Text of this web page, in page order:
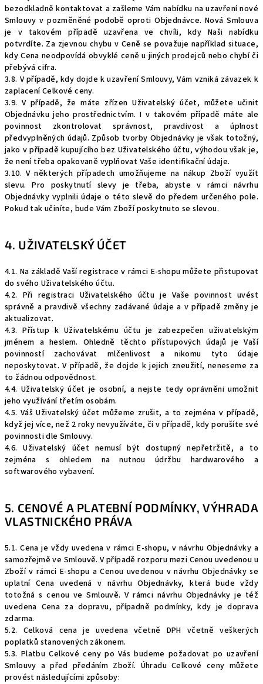
bezodkladně kontaktovat a zašleme Vám nabídku na uzavření nové
Smlouvy v pozměněné podobě oproti Objednávce. Nová Smlouva
je v takovém případě uzavřena ve chvíli, kdy Naši nabídku
potvrdíte. Za zjevnou chybu v Ceně se považuje například situace,
kdy Cena neodpovídá obvyklé ceně u jiných prodejců nebo chybí či
přebývá cifra.
3.8. V případě, kdy dojde k uzavření Smlouvy, Vám vzniká závazek k
zaplacení Celkové ceny.
3.9. V případě, že máte zřízen Uživatelský účet, můžete učinit
Objednávku jeho prostřednictvím. I v takovém případě máte ale
povinnost zkontrolovat správnost, pravdivost a úplnost
předvyplněných údajů. Způsob tvorby Objednávky je však totožný,
jako v případě kupujícího bez Uživatelského účtu, výhodou však je,
že není třeba opakovaně vyplňovat Vaše identifikační údaje.
3.10. V některých případech umožňujeme na nákup Zboží využít
slevu. Pro poskytnutí slevy je třeba, abyste v rámci návrhu
Objednávky vyplnili údaje o této slevě do předem určeného pole.
Pokud tak učiníte, bude Vám Zboží poskytnuto se slevou.
4. UŽIVATELSKÝ ÚČET
4.1. Na základě Vaší registrace v rámci E-shopu můžete přistupovat
do svého Uživatelského účtu.
4.2. Při registraci Uživatelského účtu je Vaše povinnost uvést
správně a pravdivě všechny zadávané údaje a v případě změny je
aktualizovat.
4.3. Přístup k Uživatelskému účtu je zabezpečen uživatelským
jménem a heslem. Ohledně těchto přístupových údajů je Vaší
povinností zachovávat mlčenlivost a nikomu tyto údaje
neposkytovat. V případě, že dojde k jejich zneužití, neneseme za
to žádnou odpovědnost.
4.4. Uživatelský účet je osobní, a nejste tedy oprávněni umožnit
jeho využívání třetím osobám.
4.5. Váš Uživatelský účet můžeme zrušit, a to zejména v případě,
když jej více, než 2 roky nevyužíváte, či v případě, kdy porušíte své
povinnosti dle Smlouvy.
4.6. Uživatelský účet nemusí být dostupný nepřetržitě, a to
zejména s ohledem na nutnou údržbu hardwarového a
softwarového vybavení.
5. CENOVÉ A PLATEBNÍ PODMÍNKY, VÝHRADA
VLASTNICKÉHO PRÁVA
5.1. Cena je vždy uvedena v rámci E-shopu, v návrhu Objednávky a
samozřejmě ve Smlouvě. V případě rozporu mezi Cenou uvedenou u
Zboží v rámci E-shopu a Cenou uvedenou v návrhu Objednávky se
uplatní Cena uvedená v návrhu Objednávky, která bude vždy
totožná s cenou ve Smlouvě. V rámci návrhu Objednávky je též
uvedena Cena za dopravu, případně podmínky, kdy je doprava
zdarma.
5.2. Celková cena je uvedena včetně DPH včetně veškerých
poplatků stanovených zákonem.
5.3. Platbu Celkové ceny po Vás budeme požadovat po uzavření
Smlouvy a před předáním Zboží. Úhradu Celkové ceny můžete
provést následujícími způsoby: